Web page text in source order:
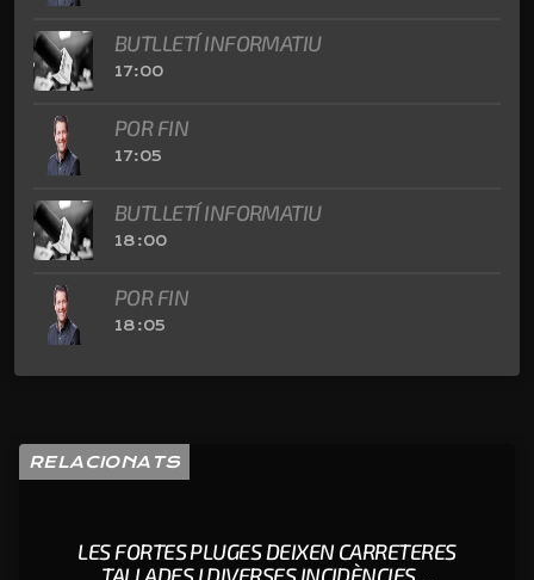
BUTLLETÍ INFORMATIU
17:00
POR FIN
17:05
BUTLLETÍ INFORMATIU
18:00
POR FIN
18:05
RELACIONATS
LES FORTES PLUGES DEIXEN CARRETERES